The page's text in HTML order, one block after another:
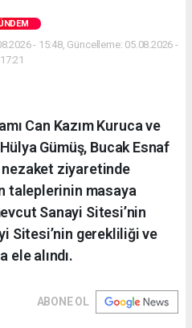
- 15:48, Güncelleme: 05.08.2026 -
17:21
Can Kazım Kuruca ve
Gümüş, Bucak Esnaf
nezaket ziyaretinde
taleplerinin masaya
Sanayi Sitesi’nin
Sitesi’nin gerekliliği ve
ele alındı.
ABONE OL